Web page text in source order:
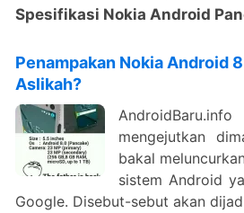
Spesifikasi Nokia Android
Penampakan Nokia Android
Aslikah?
mengejutkan
bakal
sistem Android
Google. Disebut-sebut akan